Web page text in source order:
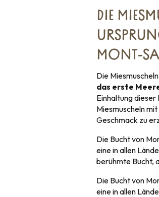
DIE
MONT-
Die
das erste
Einhaltung
Miesmuscheln
Geschmack zu
Die Bucht von
eine in allen
berühmte Bucht,
Die Bucht von
eine in allen